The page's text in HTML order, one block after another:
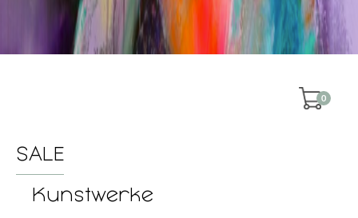
0
SALE
Kunstwerke